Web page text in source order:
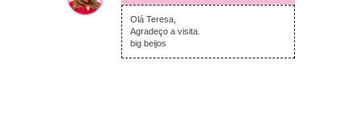
quarta-feira, agosto 04, 2021
Olá Teresa,
Agradeço a visita.
big beijos